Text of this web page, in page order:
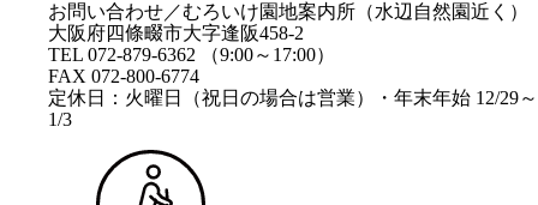
お問い合わせ／むろいけ園地案内所（水辺自然園近く）
大阪府四條畷市大字逢阪458-2
TEL 072-879-6362 （9:00～17:00）
FAX 072-800-6774
定休日：火曜日（祝日の場合は営業）・年末年始 12/29～
1/3